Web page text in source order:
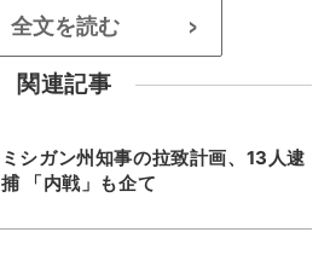
全文を読む >
関連記事
ミシガン州知事の拉致計画、13人逮
捕 「内戦」も企て